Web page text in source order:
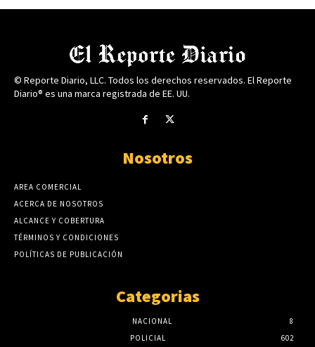
© Reporte Diario, LLC. Todos los derechos reservados. El Reporte
Diario® es una marca registrada de EE. UU.
Nosotros
AREA COMERCIAL
ACERCA DE NOSOTROS
ALCANCE Y COBERTURA
TÉRMINOS Y CONDICIONES
POLÍTICAS DE PUBLICACIÓN
Categorias
NACIONAL
8
POLICIAL
602